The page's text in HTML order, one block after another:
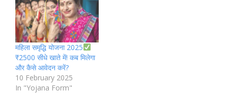
महिला समृद्धि योजना 2025
₹2500 सीधे खाते में! कब मिलेगा
और कैसे आवेदन करें?
10 February 2025
In "Yojana Form"